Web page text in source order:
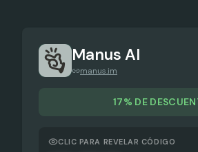
Manus AI
manus.im
17% DE
CLIC PARA REVELAR CÓDIGO